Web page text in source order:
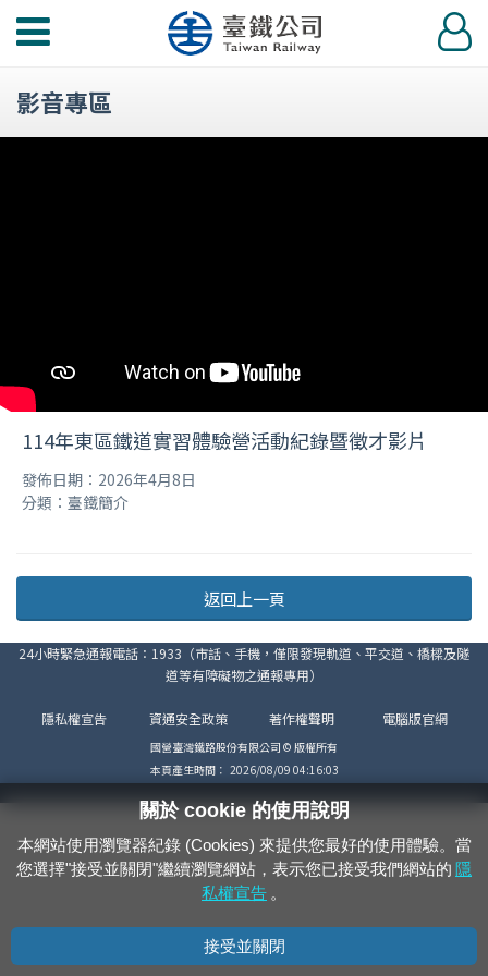
功
選
登
入
影音專區
114年東區鐵道實習體驗營活動紀錄暨徵才影片
發佈日期：2026年4月8日
分類：臺鐵簡介
返回上一頁
24小時緊急通報電話：1933（市話、手機，僅限發現軌道、平交道、橋樑及隧
道等有障礙物之通報專用）
隱私權宣告 資通安全政策 著作權聲明 電腦版官網
國營臺灣鐵路股份有限公司 © 版權所有
本頁產生時間： 2026/08/09 04:16:03
關於 cookie 的使用說明
本網站使用瀏覽器紀錄 (Cookies) 來提供您最好的使用體驗。當
您選擇"接受並關閉"繼續瀏覽網站，表示您已接受我們網站的 隱
私權宣告 。
接受並關閉